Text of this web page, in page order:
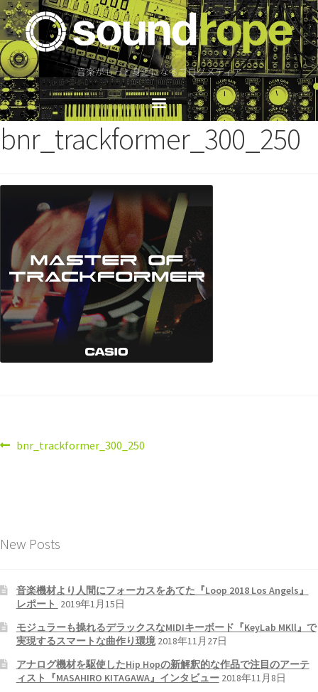
音楽がもっと身近になるブログメディア
bnr_trackformer_300_250
bnr_trackformer_300_250
New Posts
音楽機材より人間にフォーカスをあてた『Loop 2018 Los Angels』
レポート 2019年1月15日
モジュラーも操れるデラックスなMIDIキーボード『KeyLab MKll』で
実現するスマートな曲作り環境 2018年11月27日
アナログ機材を駆使したHip Hopの新解釈的な作品で注目のアーテ
ィスト『MASAHIRO KITAGAWA』インタビュー 2018年11月8日